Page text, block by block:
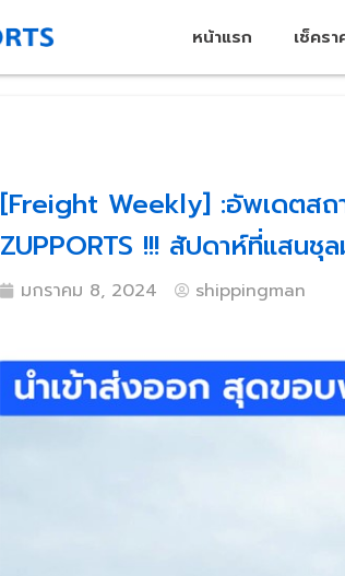
หน้าแรก เช็คร
[Freight Weekly] :อัพเดตสถ
ZUPPORTS !!! สัปดาห์ที่แสนชุ
มกราคม 8, 2024 shippingman